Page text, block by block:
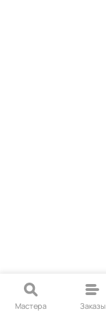
Мастера Заказы